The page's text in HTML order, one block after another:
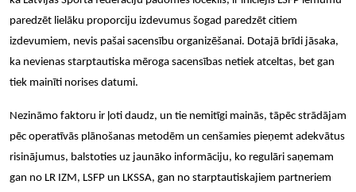
paredzēt lielāku proporciju izdevumus šogad paredzēt citiem
izdevumiem, nevis pašai sacensību organizēšanai. Dotajā brīdi jāsaka,
ka nevienas starptautiska mēroga sacensības netiek atceltas, bet gan
tiek mainīti norises datumi.
Nezināmo faktoru ir ļoti daudz, un tie nemitgi mainās, tāpēc strādājam
pēc operatīvās plānošanas metodēm un cenšamies pieņemt adekvātus
risinājumus, balstoties uz jaunāko informāciju, ko regulāri saņemam
gan no LR IZM, LSFP un LKSSA, gan no starptautiskajiem partneriem